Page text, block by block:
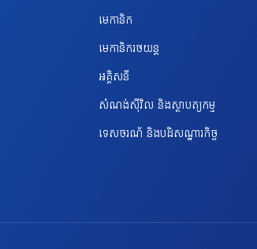
មេកានិក
មេកានិករថយន្ត
អគ្គិសនី
សំណង់ស៊ីវិល និងស្ថាបត្យកម្ម
ទេសចរណ័ និងបដិសណ្ឋារកិច្ច